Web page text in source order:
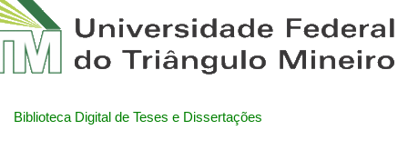
Biblioteca Digital de Teses e Dissertações